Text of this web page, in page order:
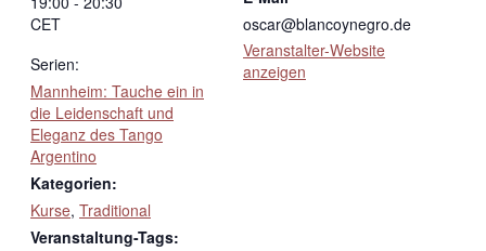
CET
Serien:
Mannheim: Tauche ein in
die Leidenschaft und
Eleganz des Tango
Argentino
Kategorien:
Kurse, Traditional
Veranstaltung-Tags:
oscar@blancoynegro.de
Veranstalter-Website
anzeigen